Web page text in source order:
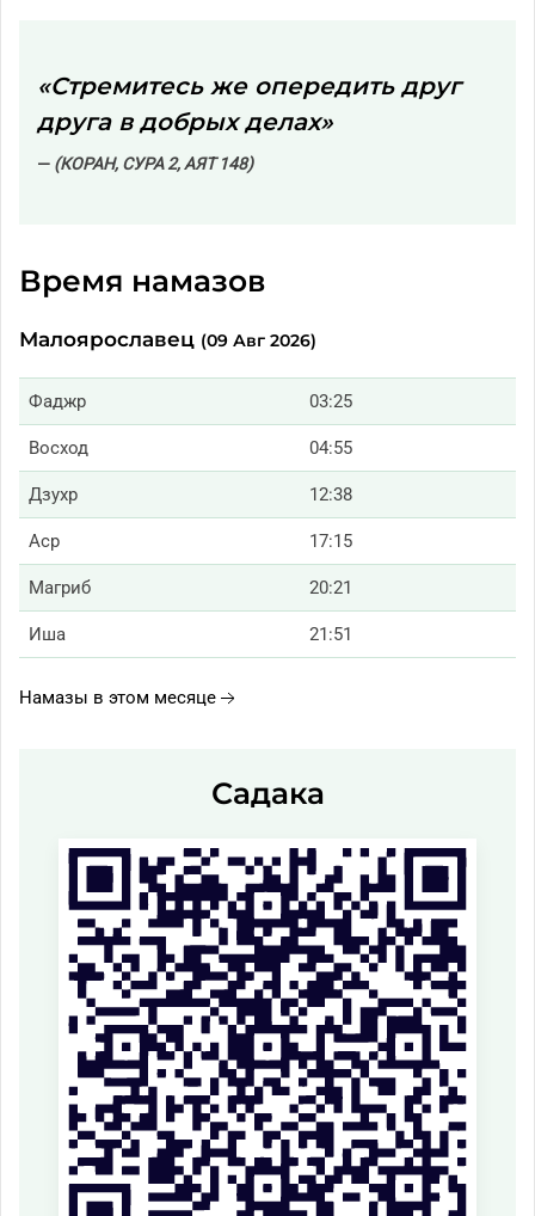
«Стремитесь же опередить друг
друга в добрых делах»
(КОРАН, СУРА 2, АЯТ 148)
Время намазов
Малоярославец (09 Авг 2026)
Фаджр 03:25
Восход 04:55
Дзухр 12:38
Аср 17:15
Магриб 20:21
Иша 21:51
Намазы в этом месяце
Садака